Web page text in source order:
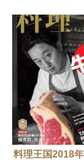
料理王国2018